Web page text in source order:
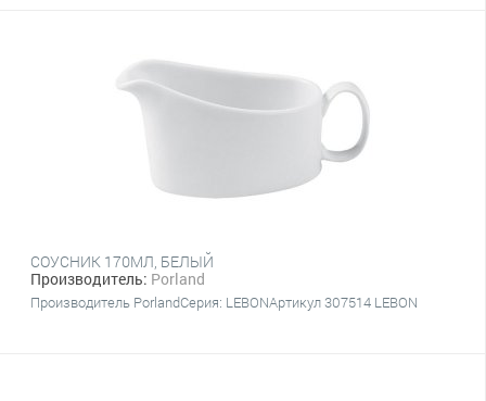
СОУСНИК 170МЛ, БЕЛЫЙ
Производитель: Porland
Производитель PorlandСерия: LEBONАртикул 307514 LEBON